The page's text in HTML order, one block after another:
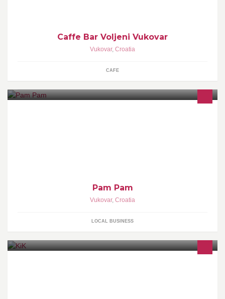
Caffe Bar Voljeni Vukovar
Vukovar, Croatia
CAFE
Pam Pam
Vukovar, Croatia
LOCAL BUSINESS